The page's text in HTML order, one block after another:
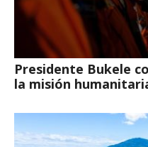
Presidente Bukele
la misión